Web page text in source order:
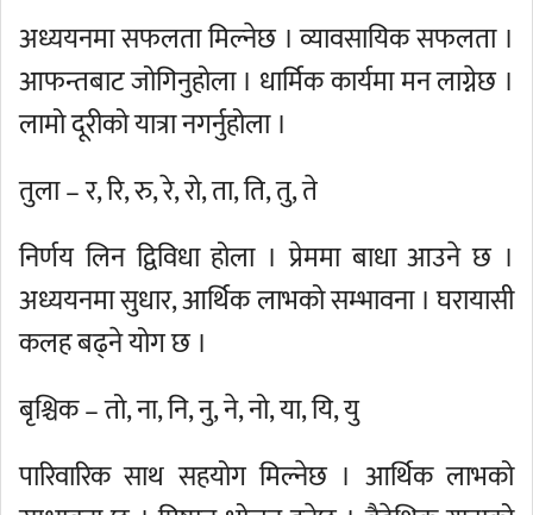
अध्ययनमा सफलता मिल्नेछ । व्यावसायिक सफलता ।
आफन्तबाट जोगिनुहोला । धार्मिक कार्यमा मन लाग्नेछ ।
लामो दूरीको यात्रा नगर्नुहोला ।
तुला – र, रि, रु, रे, रो, ता, ति, तु, ते
निर्णय लिन द्विविधा होला । प्रेममा बाधा आउने छ ।
अध्ययनमा सुधार, आर्थिक लाभको सम्भावना । घरायासी
कलह बढ्ने योग छ ।
बृश्चिक – तो, ना, नि, नु, ने, नो, या, यि, यु
पारिवारिक साथ सहयोग मिल्नेछ । आर्थिक लाभको